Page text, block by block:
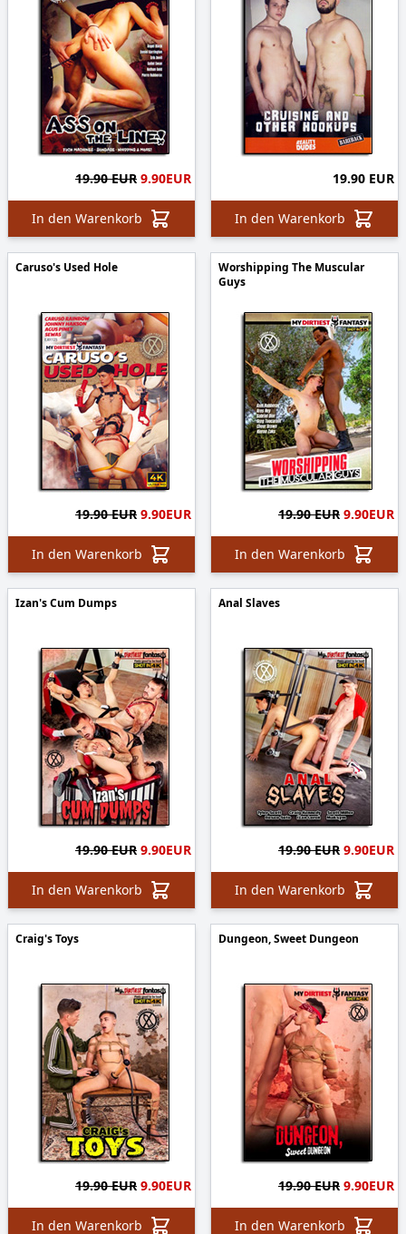
19.90 EUR 9.90EUR
In den Warenkorb
19.90 EUR
In den Warenkorb
Caruso's Used Hole
19.90 EUR 9.90EUR
In den Warenkorb
Worshipping The Muscular
Guys
19.90 EUR 9.90EUR
In den Warenkorb
Izan's Cum Dumps
19.90 EUR 9.90EUR
In den Warenkorb
Anal Slaves
19.90 EUR 9.90EUR
In den Warenkorb
Craig's Toys
19.90 EUR 9.90EUR
In den Warenkorb
Dungeon, Sweet Dungeon
19.90 EUR 9.90EUR
In den Warenkorb